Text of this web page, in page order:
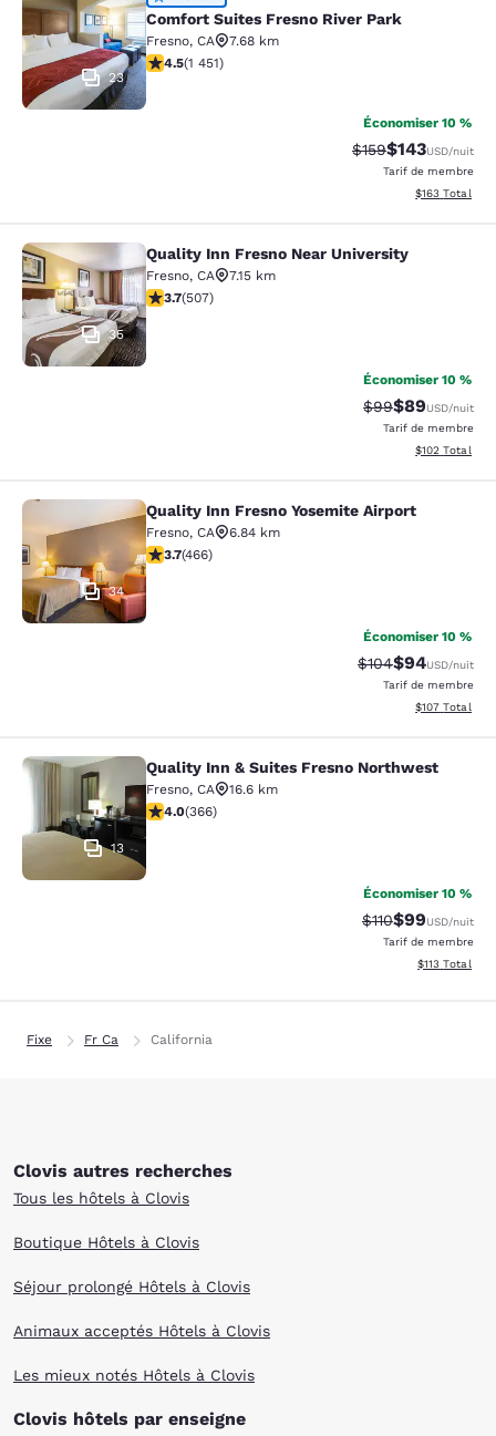
23
Comfort Suites Fresno River Park
Fresno, CA
7.68 km
4.47 étoiles. Excellent. 1451 commentaires
4.5(1 451)
Économiser 10 %
Tarif barré :
$159Tarif réduit :
$143USD/nuit
Tarif de membre
Afficher les
$163 Total
Quality Inn Fresno Near University
35
Quality Inn Fresno Near University
Fresno, CA
7.15 km
3.67 étoiles. Bien. 507 commentaires
3.7(507)
Économiser 10 %
Tarif barré :
$99Tarif réduit :
$89USD/nuit
Tarif de membre
Afficher les
$102 Total
Quality Inn Fresno Yosemite Airport
34
Quality Inn Fresno Yosemite Airport
Fresno, CA
6.84 km
3.7 étoiles. Bien. 466 commentaires
3.7(466)
Économiser 10 %
Tarif barré :
$104Tarif réduit :
$94USD/nuit
Tarif de membre
Afficher les
$107 Total
Quality Inn & Suites Fresno
13
Quality Inn & Suites Fresno Northwest
Fresno, CA
16.6 km
4.01 étoiles. Très bon. 366 commentaires
4.0(366)
Économiser 10 %
Tarif barré :
$110Tarif réduit :
$99USD/nuit
Tarif de membre
Afficher les
$113 Total
Fixe Fr Ca California
Clovis autres recherches
Tous les hôtels à Clovis
Boutique Hôtels à Clovis
Séjour prolongé Hôtels à Clovis
Animaux acceptés Hôtels à Clovis
Les mieux notés Hôtels à Clovis
Clovis hôtels par enseigne